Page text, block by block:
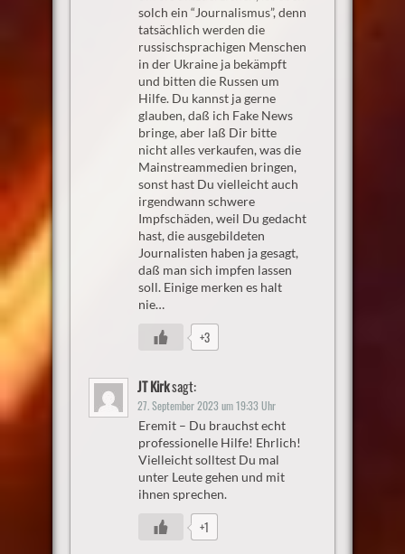
solch ein “Journalismus”, denn
tatsächlich werden die
russischsprachigen Menschen
in der Ukraine ja bekämpft
und bitten die Russen um
Hilfe. Du kannst ja gerne
glauben, daß ich Fake News
bringe, aber laß Dir bitte
nicht alles verkaufen, was die
Mainstreammedien bringen,
sonst hast Du vielleicht auch
irgendwann schwere
Impfschäden, weil Du gedacht
hast, die ausgebildeten
Journalisten haben ja gesagt,
daß man sich impfen lassen
soll. Einige merken es halt
nie…
+3
JT Kirksagt:
27. September 2023 um 19:33 Uhr
Eremit – Du brauchst echt
professionelle Hilfe! Ehrlich!
Vielleicht solltest Du mal
unter Leute gehen und mit
ihnen sprechen.
+1